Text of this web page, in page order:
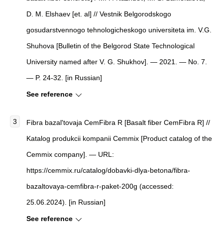
D. M. Elshaev [et. al] // Vestnik Belgorodskogo
gosudarstvennogo tehnologicheskogo universiteta im. V.G.
Shuhova [Bulletin of the Belgorod State Technological
University named after V. G. Shukhov]. — 2021. — No. 7.
— P. 24-32. [in Russian]
See reference
Fibra bazal'tovaja CemFibra R [Basalt fiber CemFibra R] //
Katalog produkcii kompanii Cemmix [Product catalog of the
Cemmix company]. — URL:
https://cemmix.ru/catalog/dobavki-dlya-betona/fibra-
bazaltovaya-cemfibra-r-paket-200g (accessed:
25.06.2024). [in Russian]
See reference